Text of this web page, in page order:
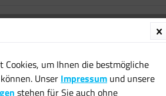
für
inkl. MwSt.
Cookies, um Ihnen die bestmögliche
Unser Impressum und unsere
stehen für Sie auch ohne